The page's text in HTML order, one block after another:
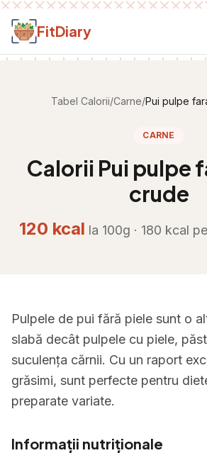
Salt la conținut
FitDiary
Tabel Calorii/Carne/Pui pulpe
CARNE
Calorii Pui pulpe
crude
120 kcal la 100g · 180 kcal
Pulpele de pui fără piele sunt o
slabă decât pulpele cu piele,
suculența cărnii. Cu un raport
grăsimi, sunt perfecte pentru
preparate variate.
Informații nutriționale